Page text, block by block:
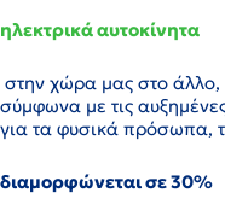
ηλεκτρικά αυτοκίνητα
στην χώρα μας στο άλλο,
σύμφωνα με τις
για τα φυσικά πρόσωπα,
διαμορφώνεται σε 30%